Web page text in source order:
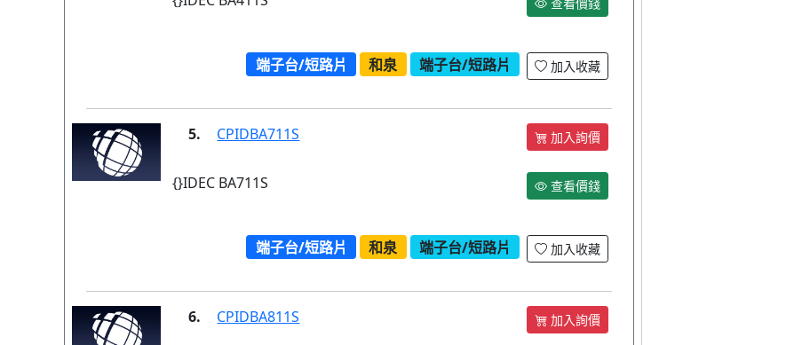
端子台/短路片 和泉 端子台/短路片 加入收藏
5. CPIDBA711S 加入詢價
{}IDEC BA711S 查看價錢
端子台/短路片 和泉 端子台/短路片 加入收藏
6. CPIDBA811S 加入詢價